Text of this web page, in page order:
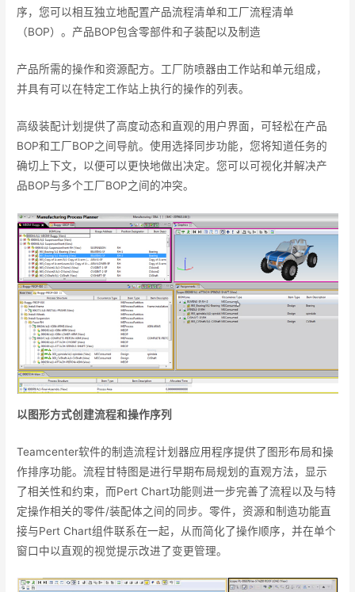
序，您可以相互独立地配置产品流程清单和工厂流程清单
（BOP）。产品BOP包含零部件和子装配以及制造
产品所需的操作和资源配方。工厂防喷器由工作站和单元组成，
并具有可以在特定工作站上执行的操作的列表。
高级装配计划提供了高度动态和直观的用户界面，可轻松在产品
BOP和工厂BOP之间导航。使用选择同步功能，您将知道任务的
确切上下文，以便可以更快地做出决定。您可以可视化并解决产
品BOP与多个工厂BOP之间的冲突。
以图形方式创建流程和操作序列
Teamcenter软件的制造流程计划器应用程序提供了图形布局和操
作排序功能。流程甘特图是进行早期布局规划的直观方法，显示
了相关性和约束，而Pert Chart功能则进一步完善了流程以及与特
定操作相关的零件/装配体之间的同步。零件，资源和制造功能直
接与Pert Chart组件联系在一起，从而简化了操作顺序，并在单个
窗口中以直观的视觉提示改进了变更管理。